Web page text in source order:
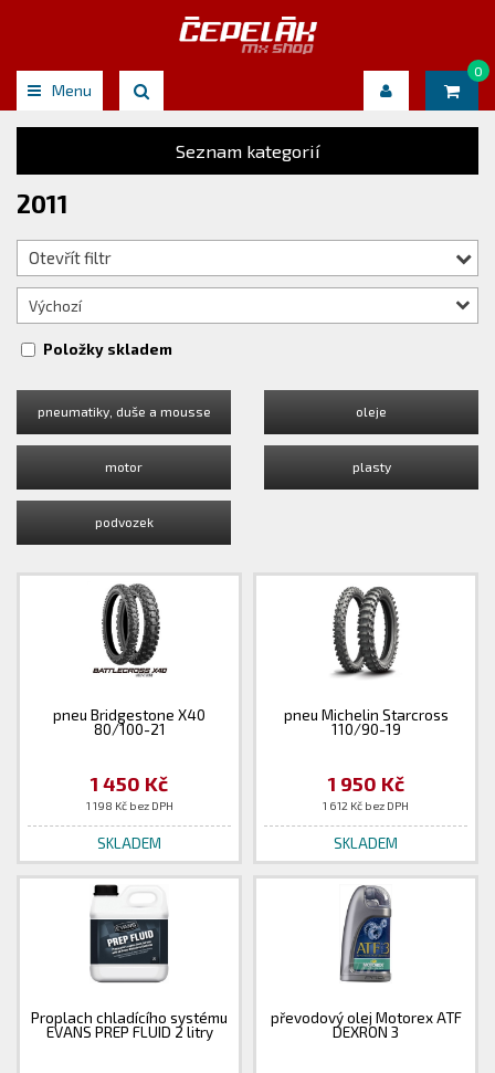
Menu
0
Seznam kategorií
2011
Otevřít filtr
Výchozí
Položky skladem
pneumatiky, duše a mousse oleje
motor plasty
podvozek
pneu Bridgestone X40
80/100-21
1 450 Kč
1 198 Kč bez DPH
SKLADEM
pneu Michelin Starcross
110/90-19
1 950 Kč
1 612 Kč bez DPH
SKLADEM
Proplach chladícího systému
EVANS PREP FLUID 2 litry
převodový olej Motorex ATF
DEXRON 3